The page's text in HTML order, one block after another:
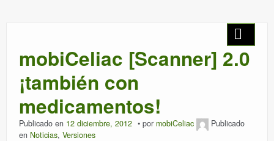
DESCARGAR
LICENCIAS
ESPAÑOL
mobiCeliac [Scanner] 2.0
¡también con
medicamentos!
Publicado en 12 diciembre, 2012 por mobiCeliac
Publicado
en Noticias, Versiones